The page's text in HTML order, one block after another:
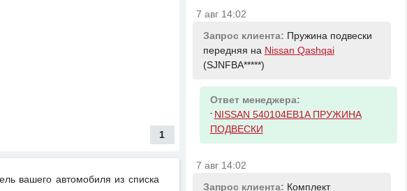
1
вашего автомобиля из списка
7 авг 14:02
Запрос клиента: Пружина подвески
передняя на Nissan Qashqai
(SJNFBA*****)
Ответ менеджера:
- NISSAN 540104EB1A ПРУЖИНА
ПОДВЕСКИ
7 авг 14:02
Запрос клиента: Комплект